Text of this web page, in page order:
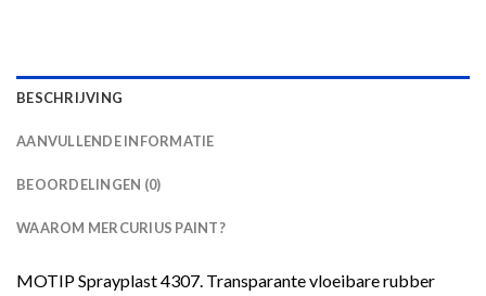
BESCHRIJVING
AANVULLENDE INFORMATIE
BEOORDELINGEN (0)
WAAROM MERCURIUS PAINT?
MOTIP Sprayplast 4307. Transparante vloeibare rubber